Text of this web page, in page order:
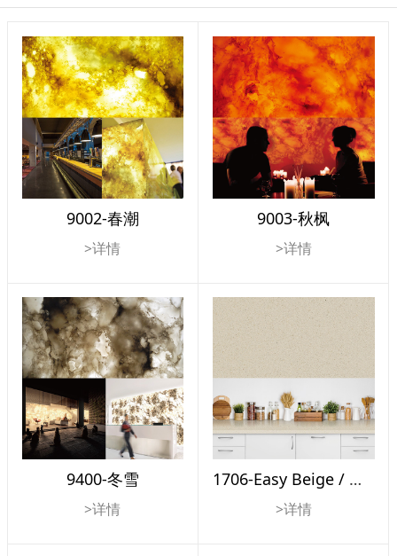
9002-春潮
>详情
9003-秋枫
>详情
9400-冬雪
>详情
1706-Easy Beige / 简米
>详情